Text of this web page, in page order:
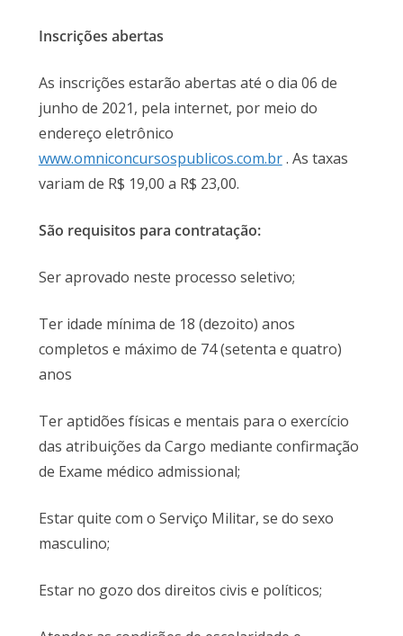
Inscrições abertas
As inscrições estarão abertas até o dia 06 de
junho de 2021, pela internet, por meio do
endereço eletrônico
www.omniconcursospublicos.com.br. As taxas
variam de R$ 19,00 a R$ 23,00.
São requisitos para contratação:
Ser aprovado neste processo seletivo;
Ter idade mínima de 18 (dezoito) anos
completos e máximo de 74 (setenta e quatro)
anos
Ter aptidões físicas e mentais para o exercício
das atribuições da Cargo mediante confirmação
de Exame médico admissional;
Estar quite com o Serviço Militar, se do sexo
masculino;
Estar no gozo dos direitos civis e políticos;